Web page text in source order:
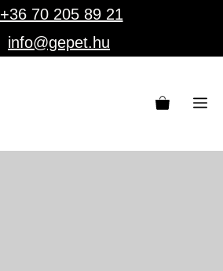
+36 70 205 89 21
info@gepet.hu